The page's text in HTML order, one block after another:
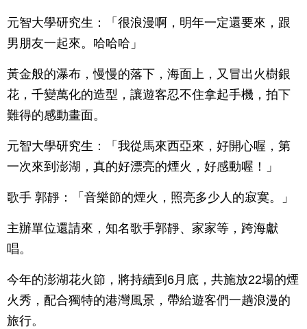
元智大學研究生：「很浪漫啊，明年一定還要來，跟
男朋友一起來。哈哈哈」
黃金般的瀑布，慢慢的落下，海面上，又冒出火樹銀
花，千變萬化的造型，讓遊客忍不住拿起手機，拍下
難得的感動畫面。
元智大學研究生：「我從馬來西亞來，好開心喔，第
一次來到澎湖，真的好漂亮的煙火，好感動喔！」
歌手 郭靜：「音樂節的煙火，照亮多少人的寂寞。」
主辦單位還請來，知名歌手郭靜、家家等，跨海獻
唱。
今年的澎湖花火節，將持續到6月底，共施放22場的煙
火秀，配合獨特的港灣風景，帶給遊客們一趟浪漫的
旅行。